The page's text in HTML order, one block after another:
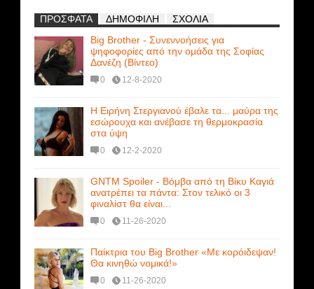
ΠΡΟΣΦΑΤΑ ΔΗΜΟΦΙΛΗ
ΣΧΟΛΙΑ
Big Brother - Συνεννοήσεις για
ψηφοφορίες από την ομάδα της Σοφίας
Δανέζη (Βίντεο)
0 12-8-2020
Η Ειρήνη Στεργιανού έβαλε τα... μαύρα της
εσώρουχα και ανέβασε τη θερμοκρασία
στα ύψη
0 12-2-2020
GNTM Spoiler - Βόμβα από τη Βίκυ Καγιά
ανατρέπει τα πάντα: Στον τελικό οι 3
φιναλίστ θα είναι...
0 11-26-2020
Παίκτρια του Big Brother «Με κορόιδεψαν!
Θα κινηθώ νομικά!»
0 11-26-2020